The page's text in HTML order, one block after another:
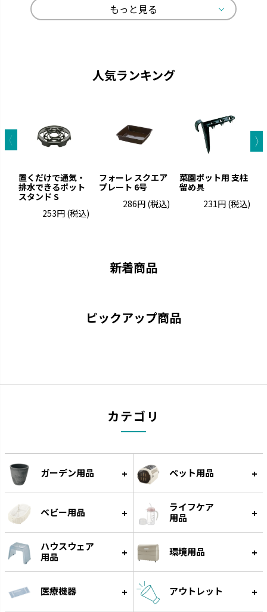
グレーニー
エコル
手作り感のある暖かな風合いで
グレース
もっと見る
人気ランキング
置くだけで通気・
排水できるポット
スタンド S
253円 (税込)
フォーレ スクエア
プレート 6号
286円 (税込)
菜園ポット用 支柱
留め具
231円 (税込)
新着商品
ピックアップ商品
カテゴリ
ガーデン用品 ペット用品
ベビー用品
ライフケア
用品
ハウスウェア
用品
環境用品
医療機器 アウトレット